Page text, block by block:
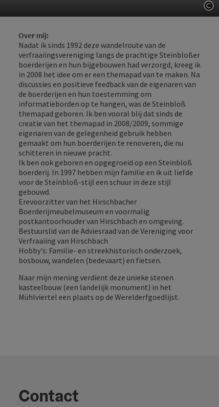
Over mij:
Nadat ik sinds 1992 deze wandelroute van de
verfraaiingsvereniging langs de prachtige Steinbloßer
boerderijen en hun bijgebouwen had verzorgd, kreeg ik
in 2008 het idee om er een themapad van te maken. Na
discussies en positieve feedback van de eigenaren van
de boerderijen en hun toestemming om
informatieborden op te hangen, was de Steinbloß
themapad geboren. Ik ben vooral blij dat sinds de
creatie van het themapad in 2008/2009, sommige
eigenaren van de gelegenheid gebruik hebben
gemaakt om hun boerderijen te renoveren, die nu
schitteren in nieuwe pracht.
Ik ben ook geboren en opgegroeid op een Steinbloß
boerderij. In 1997 hebben mijn familie en ik uit liefde
voor de Steinbloß-stijl een schuur in deze stijl
gebouwd.
Erevoorzitter van het Hirschbacher
Boerderijmeubelmuseum en voormalig
postkantoorhouder van Hirschbach en omgeving.
Bestuurslid van de Adviesraad van de Vereniging voor
Verfraaiing van Hirschbach
Hobby's: Familie- en streekhistorisch onderzoek,
bosbouw, wandelen (bedevaart) en fietsen.
Naar mijn mening verdient deze unieke stenen
kasteelbouw (een landelijk monument) in het
Mühlviertel een plaats op de Werelderfgoedlijst.
Contact